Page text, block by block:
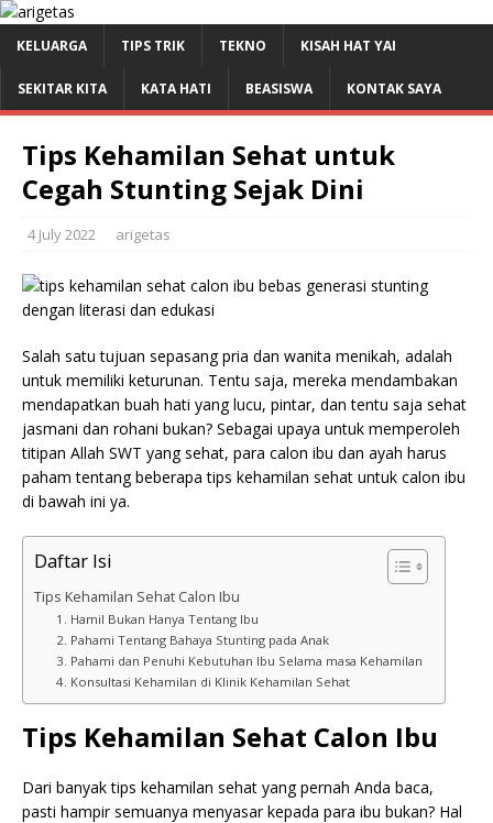
KELUARGA TIPS TRIK TEKNO KISAH HAT YAI
SEKITAR KITA KATA HATI BEASISWA KONTAK SAYA
Tips Kehamilan Sehat untuk
Cegah Stunting Sejak Dini
4 July 2022 arigetas
Salah satu tujuan sepasang pria dan wanita menikah, adalah
untuk memiliki keturunan. Tentu saja, mereka mendambakan
mendapatkan buah hati yang lucu, pintar, dan tentu saja sehat
jasmani dan rohani bukan? Sebagai upaya untuk memperoleh
titipan Allah SWT yang sehat, para calon ibu dan ayah harus
paham tentang beberapa tips kehamilan sehat untuk calon ibu
di bawah ini ya.
Daftar Isi
Tips Kehamilan Sehat Calon Ibu
1. Hamil Bukan Hanya Tentang Ibu
2. Pahami Tentang Bahaya Stunting pada Anak
3. Pahami dan Penuhi Kebutuhan Ibu Selama masa Kehamilan
4. Konsultasi Kehamilan di Klinik Kehamilan Sehat
Tips Kehamilan Sehat Calon Ibu
Dari banyak tips kehamilan sehat yang pernah Anda baca,
pasti hampir semuanya menyasar kepada para ibu bukan? Hal